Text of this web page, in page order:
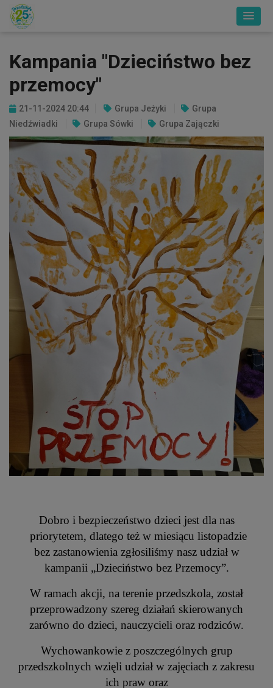
Kampania "Dzieciństwo bez
przemocy"
21-11-2024 20:44 Grupa Jeżyki
Grupa
Niedźwiadki
Grupa Sówki Grupa Zajączki
Dobro i bezpieczeństwo dzieci jest dla nas
priorytetem, dlatego też w miesiącu listopadzie
bez zastanowienia zgłosiliśmy nasz udział w
kampanii „Dzieciństwo bez Przemocy”.
W ramach akcji, na terenie przedszkola, został
przeprowadzony szereg działań skierowanych
zarówno do dzieci, nauczycieli oraz rodziców.
Wychowankowie z poszczególnych grup
przedszkolnych wzięli udział w zajęciach z zakresu
ich praw oraz